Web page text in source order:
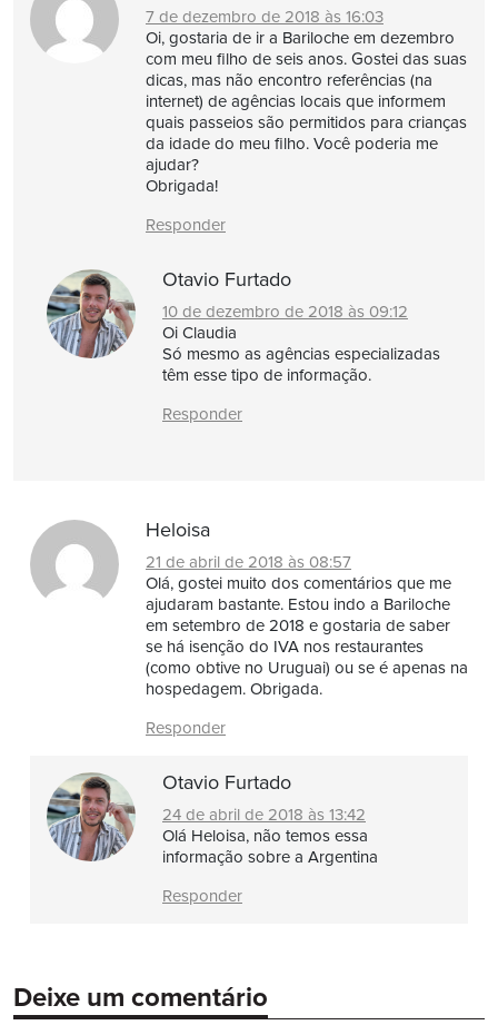
7 de dezembro de 2018 às 16:03
Oi, gostaria de ir a Bariloche em dezembro
com meu filho de seis anos. Gostei das suas
dicas, mas não encontro referências (na
internet) de agências locais que informem
quais passeios são permitidos para crianças
da idade do meu filho. Você poderia me
ajudar?
Obrigada!
Responder
Otavio Furtado
10 de dezembro de 2018 às 09:12
Oi Claudia
Só mesmo as agências especializadas
têm esse tipo de informação.
Responder
Heloisa
21 de abril de 2018 às 08:57
Olá, gostei muito dos comentários que me
ajudaram bastante. Estou indo a Bariloche
em setembro de 2018 e gostaria de saber
se há isenção do IVA nos restaurantes
(como obtive no Uruguai) ou se é apenas na
hospedagem. Obrigada.
Responder
Otavio Furtado
24 de abril de 2018 às 13:42
Olá Heloisa, não temos essa
informação sobre a Argentina
Responder
Deixe um comentário